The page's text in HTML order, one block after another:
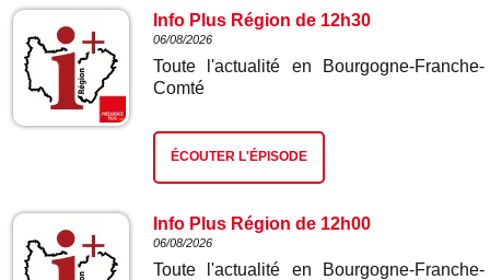
Info Plus Région de 12h30
06/08/2026
Toute l'actualité en Bourgogne-Franche-
Comté
ÉCOUTER L'ÉPISODE
Info Plus Région de 12h00
06/08/2026
Toute l'actualité en Bourgogne-Franche-